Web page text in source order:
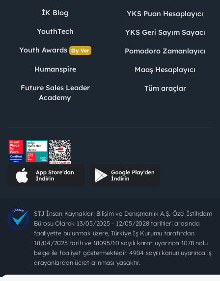
İK Blog
YouthTech
Youth Awards Oy Ver
Humanspire
Future Sales Leader
Academy
YKS Puan Hesaplayıcı
YKS Geri Sayım Sayacı
Pomodoro Zamanlayıcı
Maaş Hesaplayıcı
Tüm araçlar
STJ İnsan Kaynakları Bilişim ve Danışmanlık A.Ş. Özel İstihdam
Bürosu Olarak 13/05/2025 - 12/05/2028 tarihleri arasında
faaliyette bulunmak üzere, Türkiye İş Kurumu tarafından
18/04/2025 tarih ve 18095710 sayılı karar uyarınca 1078 nolu
belge ile faaliyet göstermektedir. 4904 sayılı kanun uyarınca iş
arayanlardan ücret alınması yasaktır.